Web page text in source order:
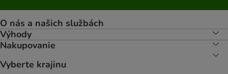
O nás a našich službách
Výhody
Nakupovanie
Vyberte krajinu